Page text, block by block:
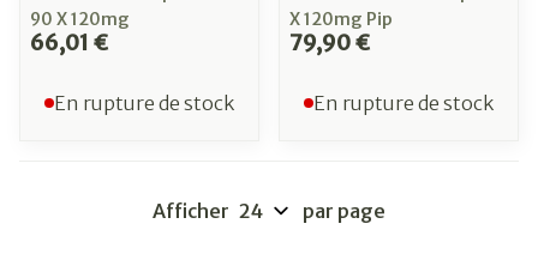
90 X 120mg
66,01 €
En rupture de stock
X 120mg Pip
79,90 €
En rupture de stock
Afficher par page